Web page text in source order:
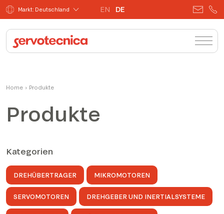
Markt: Deutschland EN DE
Home › Produkte
Produkte
Kategorien
DREHÜBERTRAGER MIKROMOTOREN
SERVOMOTOREN DREHGEBER UND INERTIALSYSTEME